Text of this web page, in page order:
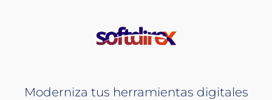
Moderniza tus herramientas digitales